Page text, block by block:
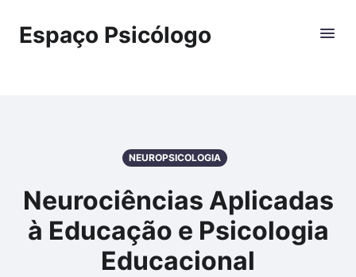
Espaço Psicólogo
NEUROPSICOLOGIA
Neurociências Aplicadas
à Educação e Psicologia
Educacional